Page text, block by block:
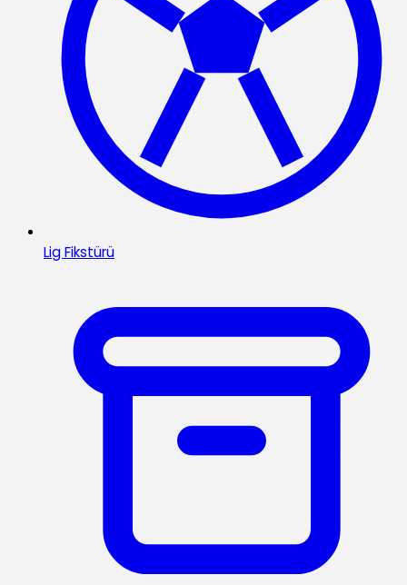
Lig Fikstürü